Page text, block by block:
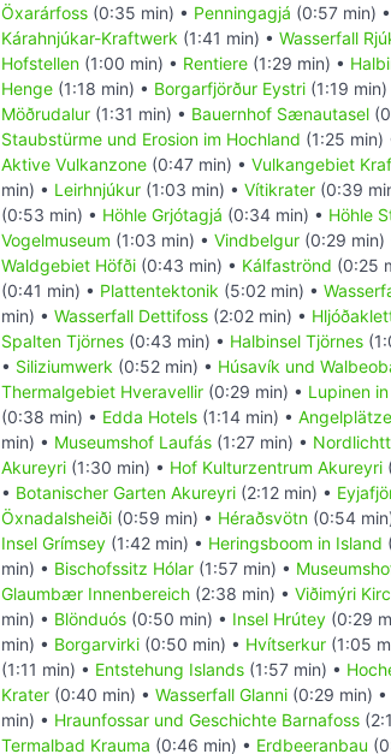
Öxarárfoss (0:35 min) • Penningagjá (0:57 min) •
Kárahnjúkar-Kraftwerk (1:41 min) • Wasserfall
Hofstellen (1:00 min) • Rentiere (1:29 min) •
Henge (1:18 min) • Borgarfjörður Eystri (1:19 min)
Möðrudalur (1:31 min) • Bauernhof Sænautasel
Staubstürme und Erosion im Hochland (1:25 min)
Aktive Vulkanzone (0:47 min) • Vulkangebiet
min) • Leirhnjúkur (1:03 min) • Vítikrater (0:39
(0:53 min) • Höhle Grjótagjá (0:34 min) • Höhle
Vogelmuseum (1:03 min) • Vindbelgur (0:29 min)
Waldgebiet Höfði (0:43 min) • Kálfaströnd (0:25
(0:41 min) • Plattentektonik (5:02 min) •
min) • Wasserfall Dettifoss (2:02 min) •
Spalten Tjörnes (0:43 min) • Halbinsel Tjörnes
• Siliziumwerk (0:52 min) • Húsavík und
Thermalgebiet Hveravellir (0:29 min) • Lupinen
(0:38 min) • Edda Hotels (1:14 min) • Angelplätze
min) • Museumshof Laufás (1:27 min) •
Akureyri (1:30 min) • Hof Kulturzentrum Akureyri
• Botanischer Garten Akureyri (2:12 min) •
Öxnadalsheiði (0:59 min) • Héraðsvötn (0:54
Insel Grímsey (1:42 min) • Heringsboom in Island
min) • Bischofssitz Hólar (1:57 min) •
Glaumbær Innenbereich (2:38 min) • Viðimýri
min) • Blönduós (0:50 min) • Insel Hrútey (0:29
min) • Borgarvirki (0:50 min) • Hvítserkur (1:05
(1:11 min) • Entstehung Islands (1:57 min) •
Krater (0:40 min) • Wasserfall Glanni (0:29 min) •
min) • Hraunfossar und Geschichte Barnafoss
Termalbad Krauma (0:46 min) • Erdbeeranbau